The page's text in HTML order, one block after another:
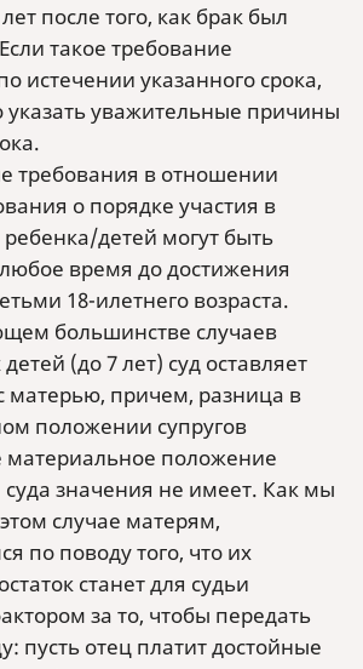
после того, как брак был
такое требование
истечении указанного срока,
указать уважительные причины
требования в отношении
о порядке участия в
детей могут быть
время до достижения
18-илетнего возраста.
большинстве случаев
(до 7 лет) суд оставляет
матерью, причем, разница в
положении супругов
материальное положение
значения не имеет. Как мы
случае матерям,
по поводу того, что их
станет для судьи
за то, чтобы передать
пусть отец платит достойные